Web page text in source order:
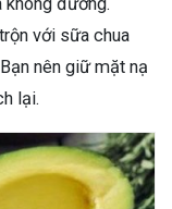
với sữa chua
nên giữ mặt nạ
lại.